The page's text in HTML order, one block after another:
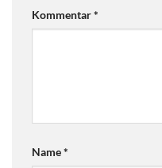
Kommentar*
Name*